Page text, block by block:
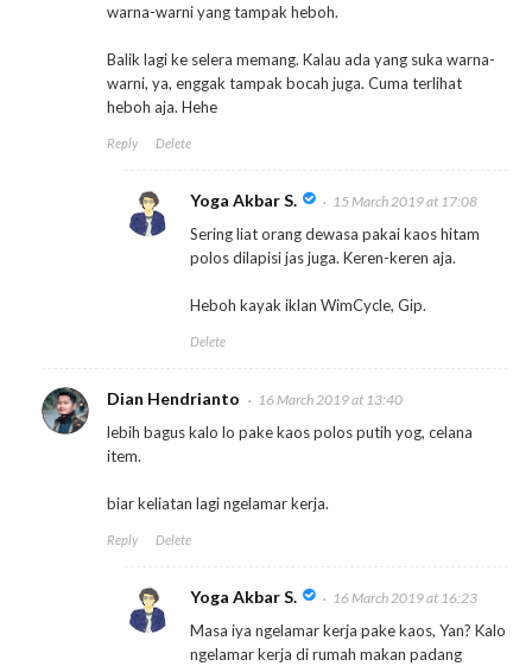
warna-warni yang tampak heboh.
Balik lagi ke selera memang. Kalau ada yang suka warna-
warni, ya, enggak tampak bocah juga. Cuma terlihat
heboh aja. Hehe
Reply Delete
Yoga Akbar S. 15 March 2019 at 17:08
Sering liat orang dewasa pakai kaos hitam
polos dilapisi jas juga. Keren-keren aja.
Heboh kayak iklan WimCycle, Gip.
Delete
Dian Hendrianto 16 March 2019 at 13:40
lebih bagus kalo lo pake kaos polos putih yog, celana
item.
biar keliatan lagi ngelamar kerja.
Reply Delete
Yoga Akbar S. 16 March 2019 at 16:23
Masa iya ngelamar kerja pake kaos, Yan? Kalo
ngelamar kerja di rumah makan padang